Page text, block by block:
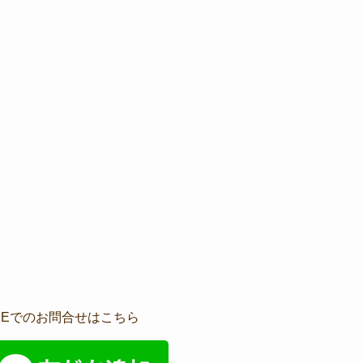
でのお問合せはこちら